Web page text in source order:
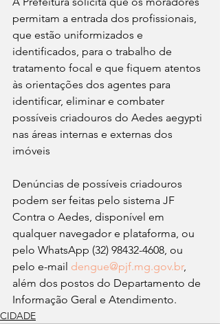
permitam a entrada dos profissionais,
que estão uniformizados e
identificados, para o trabalho de
tratamento focal e que fiquem atentos
às orientações dos agentes para
identificar, eliminar e combater
possíveis criadouros do Aedes aegypti
nas áreas internas e externas dos
imóveis
Denúncias de possíveis criadouros
podem ser feitas pelo sistema JF
Contra o Aedes, disponível em
qualquer navegador e plataforma, ou
pelo WhatsApp (32) 98432-4608, ou
pelo e-mail dengue@pjf.mg.gov.br,
além dos postos do Departamento de
Informação Geral e Atendimento.
CIDADE